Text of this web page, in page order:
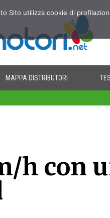
MAPPA DISTRIBUTORI
h con
Sito utilizza cookie di